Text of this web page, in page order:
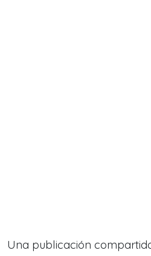
Una publicación